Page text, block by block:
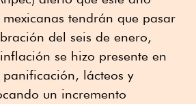
tendrán que pasar
del seis de enero,
se hizo presente en
lácteos y
un incremento